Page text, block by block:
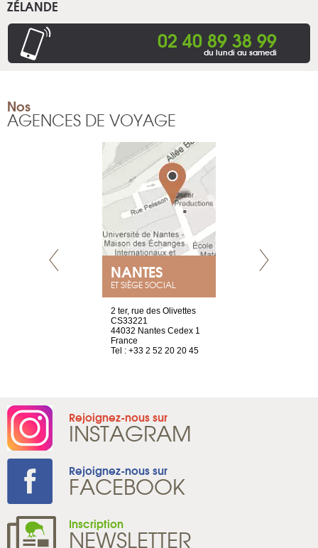
ZÉLANDE
02 40 89 38 99
du lundi au samedi
Nos
AGENCES DE VOYAGE
NANTES
ET SIÈGE SOCIAL
2 ter, rue des Olivettes
CS33221
44032 Nantes Cedex 1
France
Tel : +33 2 52 20 20 45
Rejoignez-nous sur
INSTAGRAM
Rejoignez-nous sur
FACEBOOK
Inscription
NEWSLETTER